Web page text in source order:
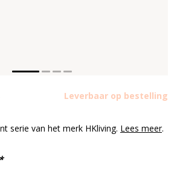
Leverbaar op bestelling
serie van het merk HKliving. Lees meer.
*